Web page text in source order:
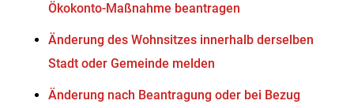
Ökokonto-Maßnahme beantragen
Änderung des Wohnsitzes innerhalb derselben
Stadt oder Gemeinde melden
Änderung nach Beantragung oder bei Bezug